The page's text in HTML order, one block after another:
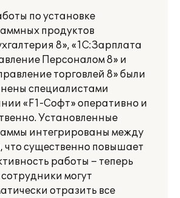
по установке
продуктов
8», «1С:Зарплата
Персоналом 8» и
торговлей 8» были
специалистами
«F1-Софт» оперативно и
Установленные
интегрированы между
что существенно повышает
работы – теперь
могут
отразить все